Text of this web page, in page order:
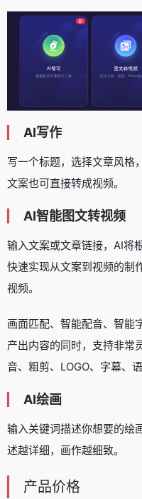
AI写作
写一个标题，选择文章风格
文案也可直接转成视频。
AI智能图文转视频
输入文案或文章链接，AI将
快速实现从文案到视频的制
视频。
画面匹配、智能配音、智能
产出内容的同时，支持非常
音、粗剪、LOGO、字幕、
AI绘画
输入关键词描述你想要的绘
述越详细，画作越细致。
产品价格